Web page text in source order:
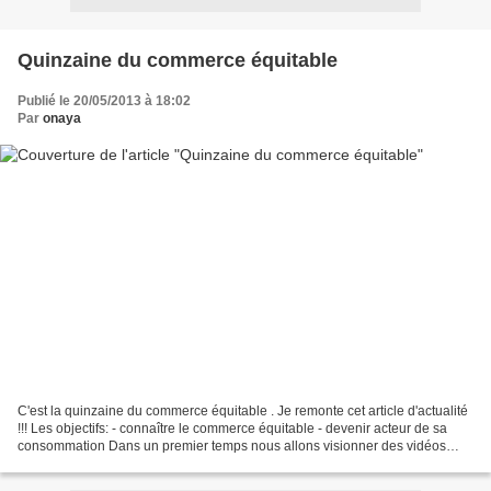
Quinzaine du commerce équitable
Publié le 20/05/2013 à 18:02
Par onaya
C'est la quinzaine du commerce équitable . Je remonte cet article d'actualité
!!! Les objectifs: - connaître le commerce équitable - devenir acteur de sa
consommation Dans un premier temps nous allons visionner des vidéos